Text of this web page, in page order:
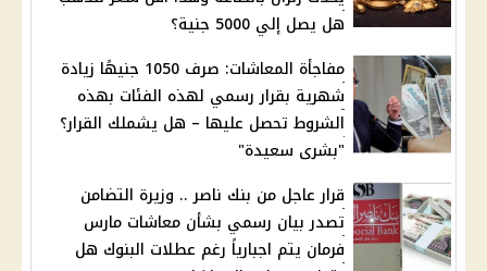
هل يصل إلي 5000 جنية؟
مفاجأة المعاشات: صرف 1050 جنيهًا زيادة
شهرية بقرار رسمي لهذه الفئات بهذه
الشروط تحصل عليها – هل يشملك القرار؟
"بشرى سعيدة"
قرار عاجل من بنك ناصر .. وزيرة التضامن
تصدر بيان رسمي بشأن معاشات مارس
فرمان يتم اجبارياً رغم عطلات البنوك هل